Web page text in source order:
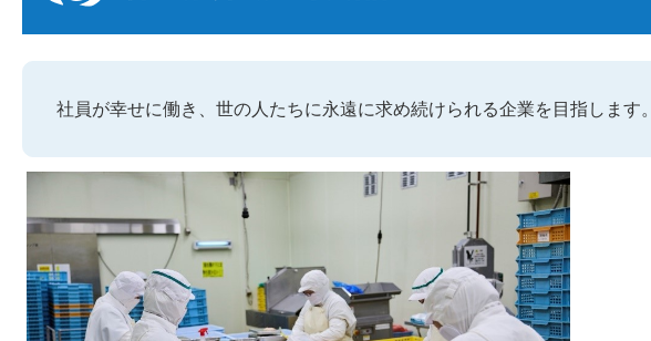
社員が幸せに働き、世の人たちに永遠に求め続けられる企業を目指します。